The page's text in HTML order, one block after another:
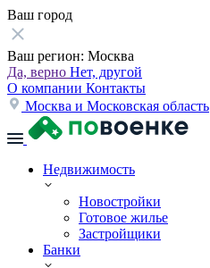
Ваш город
Ваш регион: Москва
Да, верно Нет, другой
О компании Контакты
Москва и Московская область
Недвижимость
Новостройки
Готовое жилье
Застройщики
Банки